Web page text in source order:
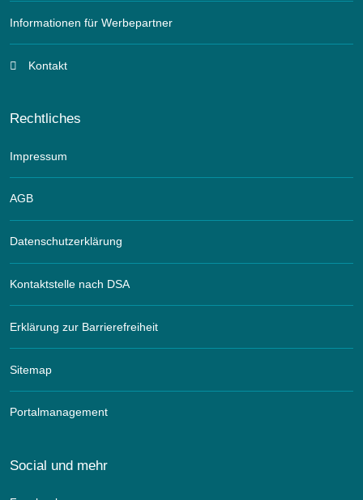
Informationen für Werbepartner
Kontakt
Rechtliches
Impressum
AGB
Datenschutzerklärung
Kontaktstelle nach DSA
Erklärung zur Barrierefreiheit
Sitemap
Portalmanagement
Social und mehr